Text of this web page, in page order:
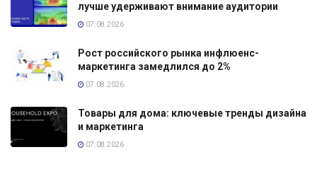
лучше удерживают внимание аудитории
07.08.2026
Рост российского рынка инфлюенс-
маркетинга замедлился до 2%
07.08.2026
Товары для дома: ключевые тренды дизайна
и маркетинга
07.08.2026